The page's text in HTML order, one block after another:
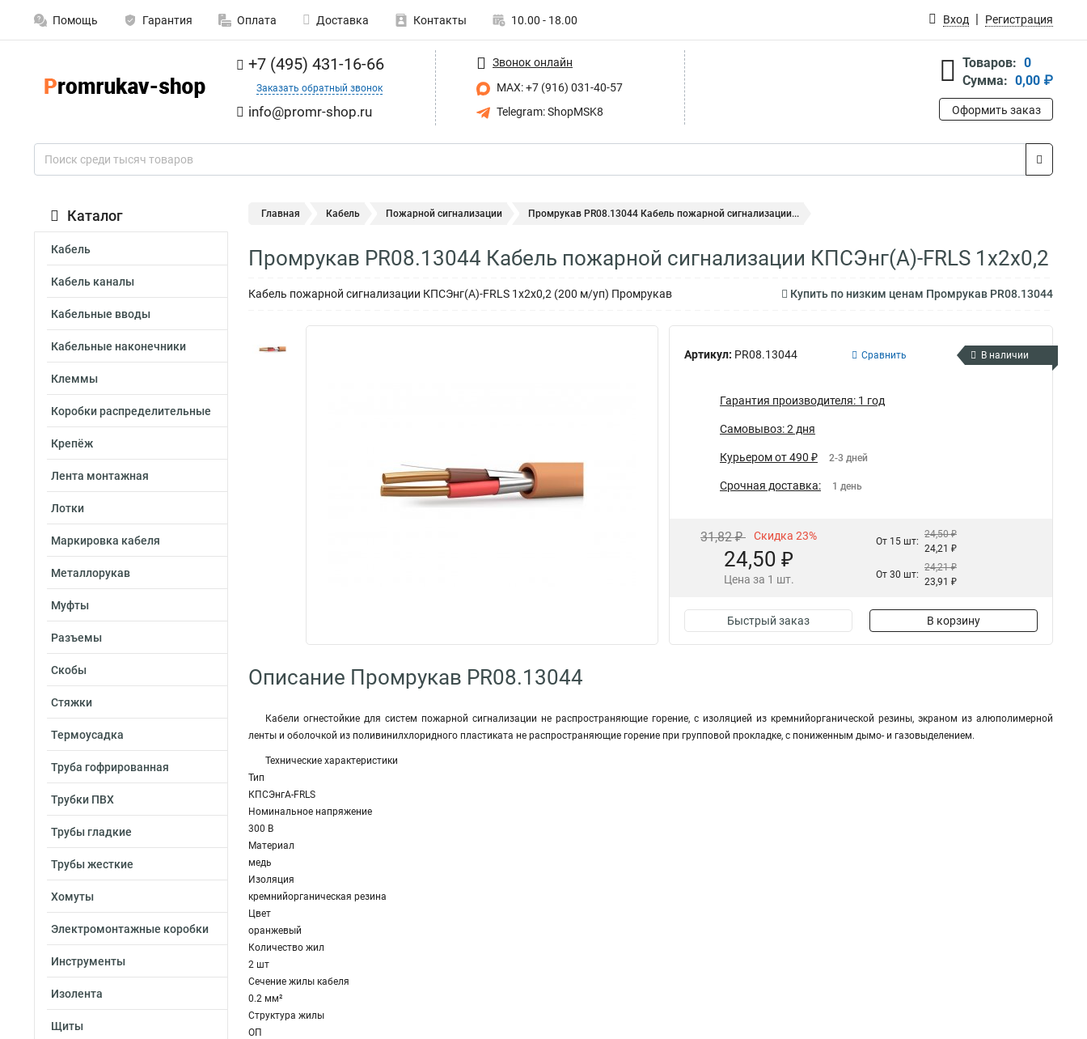
Помощь Гарантия Оплата Доставка Контакты 10.00 - 18.00 Вход Регистрация
+7 (495) 431-16-66
Заказать обратный звонок
info@promr-shop.ru
Звонок онлайн
MAX: +7 (916) 031-40-57
Telegram: ShopMSK8
Товаров: 0
Сумма: 0,00 ₽
Оформить заказ
Каталог
Кабель
Кабель каналы
Кабельные вводы
Кабельные наконечники
Клеммы
Коробки распределительные
Крепёж
Лента монтажная
Лотки
Маркировка кабеля
Металлорукав
Муфты
Разъемы
Скобы
Стяжки
Термоусадка
Труба гофрированная
Трубки ПВХ
Трубы гладкие
Трубы жесткие
Хомуты
Электромонтажные коробки
Инструменты
Изолента
Щиты
Главная Кабель Пожарной сигнализации Промрукав PR08.13044 Кабель пожарной сигнализации...
Промрукав PR08.13044 Кабель пожарной сигнализации КПСЭнг(А)-FRLS 1х2х0,2
Кабель пожарной сигнализации КПСЭнг(А)-FRLS 1х2х0,2 (200 м/уп) Промрукав Купить по низким ценам Промрукав PR08.13044
Артикул: PR08.13044 Сравнить В наличии
Гарантия производителя: 1 год
Самовывоз: 2 дня
Курьером от 490 ₽ 2-3 дней
Срочная доставка: 1 день
31,82 ₽ Скидка 23%
24,50 ₽
Цена за 1 шт.
От 15 шт:
24,50 ₽
24,21 ₽
От 30 шт:
24,21 ₽
23,91 ₽
Быстрый заказ В корзину
Описание Промрукав PR08.13044
Кабели огнестойкие для систем пожарной сигнализации не распространяющие горение, с изоляцией из кремнийорганической резины, экраном из алюполимерной
ленты и оболочкой из поливинилхлоридного пластиката не распространяющие горение при групповой прокладке, с пониженным дымо- и газовыделением.
Технические характеристики
Тип
КПСЭнгА-FRLS
Номинальное напряжение
300 В
Материал
медь
Изоляция
кремнийорганическая резина
Цвет
оранжевый
Количество жил
2 шт
Сечение жилы кабеля
0.2 мм²
Структура жилы
ОП